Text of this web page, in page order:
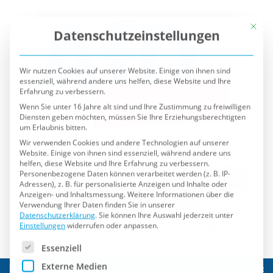
Datenschutzeinstellungen
essenziell, während andere uns helfen, diese Website und Ihre
Erfahrung zu verbessern.
Wenn Sie unter 16 Jahre alt sind und Ihre Zustimmung zu freiwilligen
Diensten geben möchten, müssen Sie Ihre Erziehungsberechtigten
um Erlaubnis bitten.
Website. Einige von ihnen sind essenziell, während andere uns
helfen, diese Website und Ihre Erfahrung zu verbessern.
Personenbezogene Daten können verarbeitet werden (z. B. IP-
Adressen), z. B. für personalisierte Anzeigen und Inhalte oder
Anzeigen- und Inhaltsmessung.Weitere Informationen über die
Verwendung Ihrer Daten finden Sie in unserer
Datenschutzerklärung. Sie können Ihre Auswahl jederzeit unter
Einstellungenwiderrufen oder anpassen.